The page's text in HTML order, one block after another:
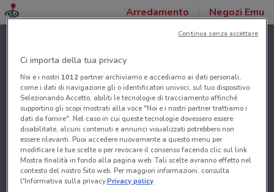
Arredamento Negozi Emu
Ci importa della tua privacy
Noi e i nostri 1012partner archiviamo e accediamo ai dati personali,
come i dati di navigazione gli o identificatori univoci, sul tuo dispositivo.
Selezionando Accetto, abiliti le tecnologie di tracciamento affinché
supportino gli scopi mostrati alla voce "Noi e i nostri partner trattiamo i
dati da fornire". Nel caso in cui queste tecnologie dovessero essere
disabilitate, alcuni contenuti e annunci visualizzati potrebbero non
essere rilevanti. Puoi accedere nuovamente a questo menu per
modificare le tue scelte o per revocare il consenso facendo clic sul link
Mostra finalità in fondo alla pagina web. Tali scelte avranno effetto nel
contesto del nostro Sito web. Per maggiori informazioni, consulta
l'Informativa sulla privacy.Privacy policy
Continua senza accettare